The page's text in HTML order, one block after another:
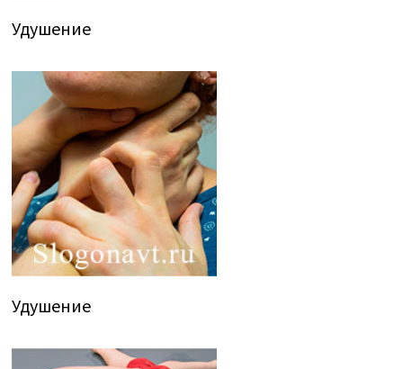
Удушение
Удушение